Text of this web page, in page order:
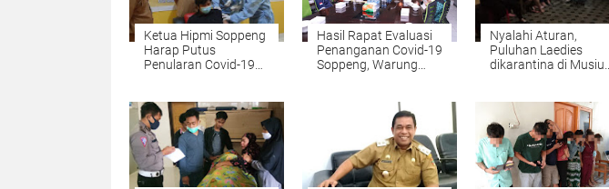
Ketua Hipmi Soppeng
Harap Putus
Penularan Covid-19
Hasil Rapat Evaluasi
Penanganan Covid-19
Soppeng, Warung
Nyalahi Aturan,
Puluhan Laedies
dikarantina di Musium